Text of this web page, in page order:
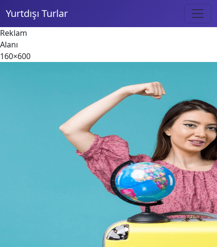
Yurtdışı Turlar
Reklam
Alanı
160×600